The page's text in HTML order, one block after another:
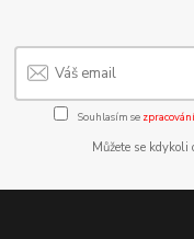
Souhlasím se
Můžete se